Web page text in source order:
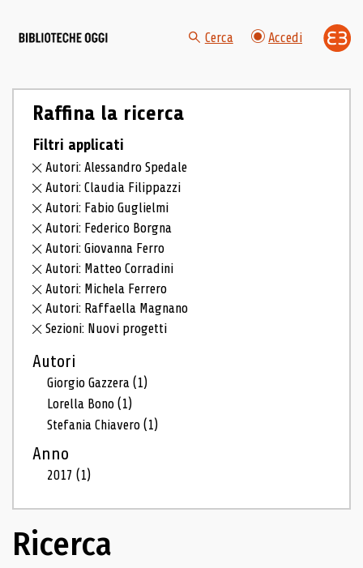
Cerca Accedi
Raffina la ricerca
Filtri applicati
Autori: Alessandro Spedale
Autori: Claudia Filippazzi
Autori: Fabio Guglielmi
Autori: Federico Borgna
Autori: Giovanna Ferro
Autori: Matteo Corradini
Autori: Michela Ferrero
Autori: Raffaella Magnano
Sezioni: Nuovi progetti
Autori
Giorgio Gazzera(1)
Lorella Bono(1)
Stefania Chiavero(1)
Anno
2017(1)
Ricerca